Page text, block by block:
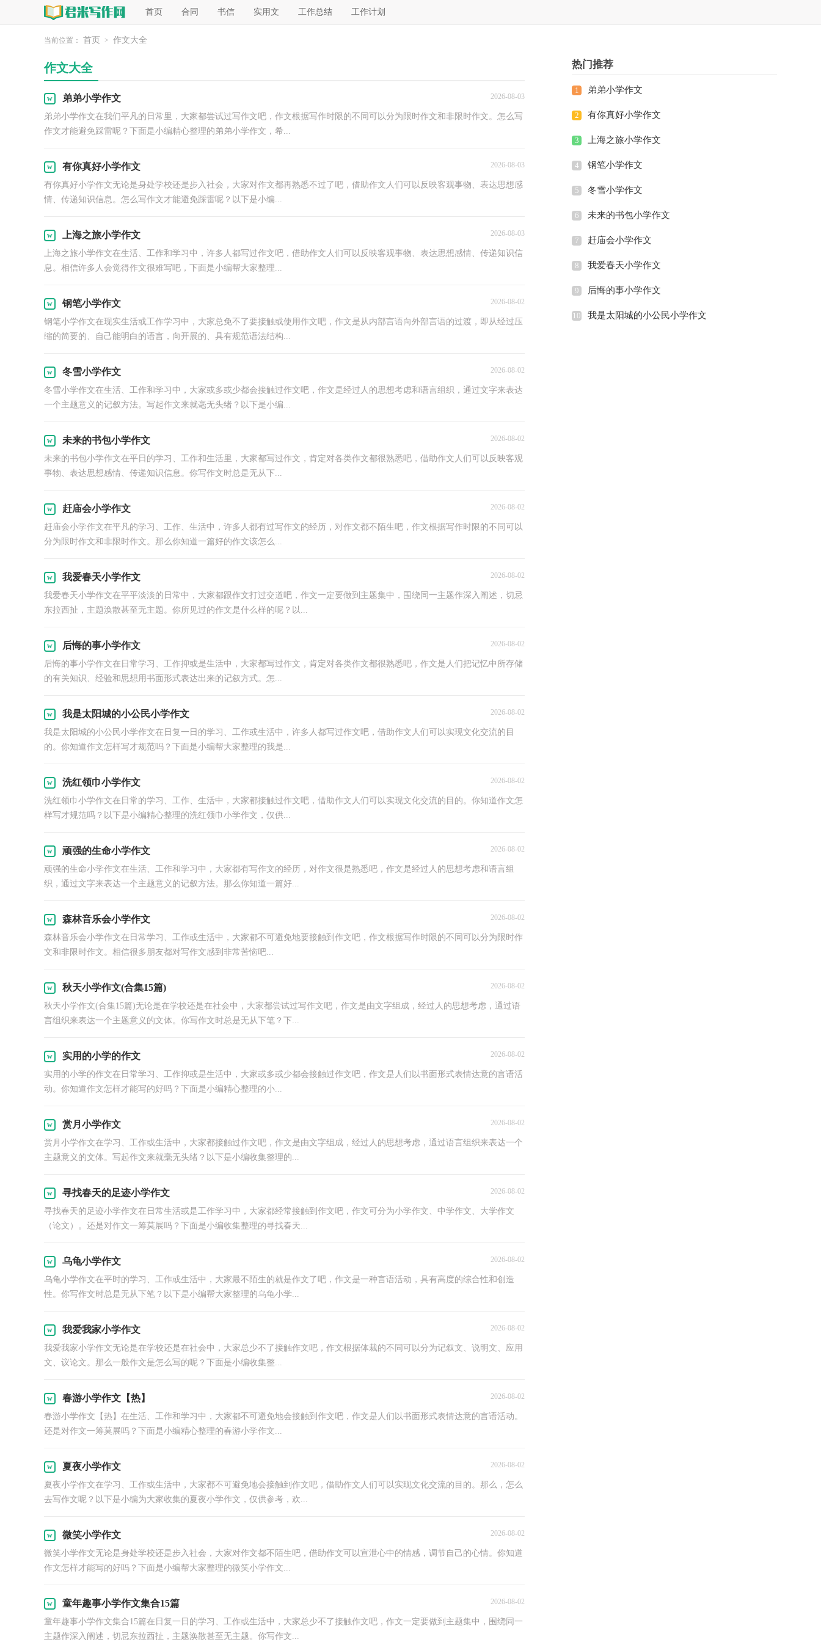
首页 合同 书信 实用文 工作总结 工作计划
当前位置： 首页 > 作文大全
作文大全
弟弟小学作文 2026-08-03
弟弟小学作文在我们平凡的日常里，大家都尝试过写作文吧，作文根据写作时限的不同可以分为限时作文和非限时作文。怎么写
作文才能避免踩雷呢？下面是小编精心整理的弟弟小学作文，希...
有你真好小学作文 2026-08-03
有你真好小学作文无论是身处学校还是步入社会，大家对作文都再熟悉不过了吧，借助作文人们可以反映客观事物、表达思想感
情、传递知识信息。怎么写作文才能避免踩雷呢？以下是小编...
上海之旅小学作文 2026-08-03
上海之旅小学作文在生活、工作和学习中，许多人都写过作文吧，借助作文人们可以反映客观事物、表达思想感情、传递知识信
息。相信许多人会觉得作文很难写吧，下面是小编帮大家整理...
钢笔小学作文 2026-08-02
钢笔小学作文在现实生活或工作学习中，大家总免不了要接触或使用作文吧，作文是从内部言语向外部言语的过渡，即从经过压
缩的简要的、自己能明白的语言，向开展的、具有规范语法结构...
冬雪小学作文 2026-08-02
冬雪小学作文在生活、工作和学习中，大家或多或少都会接触过作文吧，作文是经过人的思想考虑和语言组织，通过文字来表达
一个主题意义的记叙方法。写起作文来就毫无头绪？以下是小编...
未来的书包小学作文 2026-08-02
未来的书包小学作文在平日的学习、工作和生活里，大家都写过作文，肯定对各类作文都很熟悉吧，借助作文人们可以反映客观
事物、表达思想感情、传递知识信息。你写作文时总是无从下...
赶庙会小学作文 2026-08-02
赶庙会小学作文在平凡的学习、工作、生活中，许多人都有过写作文的经历，对作文都不陌生吧，作文根据写作时限的不同可以
分为限时作文和非限时作文。那么你知道一篇好的作文该怎么...
我爱春天小学作文 2026-08-02
我爱春天小学作文在平平淡淡的日常中，大家都跟作文打过交道吧，作文一定要做到主题集中，围绕同一主题作深入阐述，切忌
东拉西扯，主题涣散甚至无主题。你所见过的作文是什么样的呢？以...
后悔的事小学作文 2026-08-02
后悔的事小学作文在日常学习、工作抑或是生活中，大家都写过作文，肯定对各类作文都很熟悉吧，作文是人们把记忆中所存储
的有关知识、经验和思想用书面形式表达出来的记叙方式。怎...
我是太阳城的小公民小学作文 2026-08-02
我是太阳城的小公民小学作文在日复一日的学习、工作或生活中，许多人都写过作文吧，借助作文人们可以实现文化交流的目
的。你知道作文怎样写才规范吗？下面是小编帮大家整理的我是...
洗红领巾小学作文 2026-08-02
洗红领巾小学作文在日常的学习、工作、生活中，大家都接触过作文吧，借助作文人们可以实现文化交流的目的。你知道作文怎
样写才规范吗？以下是小编精心整理的洗红领巾小学作文，仅供...
顽强的生命小学作文 2026-08-02
顽强的生命小学作文在生活、工作和学习中，大家都有写作文的经历，对作文很是熟悉吧，作文是经过人的思想考虑和语言组
织，通过文字来表达一个主题意义的记叙方法。那么你知道一篇好...
森林音乐会小学作文 2026-08-02
森林音乐会小学作文在日常学习、工作或生活中，大家都不可避免地要接触到作文吧，作文根据写作时限的不同可以分为限时作
文和非限时作文。相信很多朋友都对写作文感到非常苦恼吧...
秋天小学作文(合集15篇) 2026-08-02
秋天小学作文(合集15篇)无论是在学校还是在社会中，大家都尝试过写作文吧，作文是由文字组成，经过人的思想考虑，通过语
言组织来表达一个主题意义的文体。你写作文时总是无从下笔？下...
实用的小学的作文 2026-08-02
实用的小学的作文在日常学习、工作抑或是生活中，大家或多或少都会接触过作文吧，作文是人们以书面形式表情达意的言语活
动。你知道作文怎样才能写的好吗？下面是小编精心整理的小...
赏月小学作文 2026-08-02
赏月小学作文在学习、工作或生活中，大家都接触过作文吧，作文是由文字组成，经过人的思想考虑，通过语言组织来表达一个
主题意义的文体。写起作文来就毫无头绪？以下是小编收集整理的...
寻找春天的足迹小学作文 2026-08-02
寻找春天的足迹小学作文在日常生活或是工作学习中，大家都经常接触到作文吧，作文可分为小学作文、中学作文、大学作文
（论文）。还是对作文一筹莫展吗？下面是小编收集整理的寻找春天...
乌龟小学作文 2026-08-02
乌龟小学作文在平时的学习、工作或生活中，大家最不陌生的就是作文了吧，作文是一种言语活动，具有高度的综合性和创造
性。你写作文时总是无从下笔？以下是小编帮大家整理的乌龟小学...
我爱我家小学作文 2026-08-02
我爱我家小学作文无论是在学校还是在社会中，大家总少不了接触作文吧，作文根据体裁的不同可以分为记叙文、说明文、应用
文、议论文。那么一般作文是怎么写的呢？下面是小编收集整...
春游小学作文【热】 2026-08-02
春游小学作文【热】在生活、工作和学习中，大家都不可避免地会接触到作文吧，作文是人们以书面形式表情达意的言语活动。
还是对作文一筹莫展吗？下面是小编精心整理的春游小学作文...
夏夜小学作文 2026-08-02
夏夜小学作文在学习、工作或生活中，大家都不可避免地会接触到作文吧，借助作文人们可以实现文化交流的目的。那么，怎么
去写作文呢？以下是小编为大家收集的夏夜小学作文，仅供参考，欢...
微笑小学作文 2026-08-02
微笑小学作文无论是身处学校还是步入社会，大家对作文都不陌生吧，借助作文可以宣泄心中的情感，调节自己的心情。你知道
作文怎样才能写的好吗？下面是小编帮大家整理的微笑小学作文...
童年趣事小学作文集合15篇 2026-08-02
童年趣事小学作文集合15篇在日复一日的学习、工作或生活中，大家总少不了接触作文吧，作文一定要做到主题集中，围绕同一
主题作深入阐述，切忌东拉西扯，主题涣散甚至无主题。你写作文...
热门推荐
1 弟弟小学作文
2 有你真好小学作文
3 上海之旅小学作文
4 钢笔小学作文
5 冬雪小学作文
6 未来的书包小学作文
7 赶庙会小学作文
8 我爱春天小学作文
9 后悔的事小学作文
10 我是太阳城的小公民小学作文